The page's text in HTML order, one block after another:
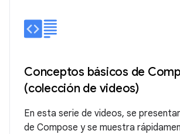
Conceptos básicos de
(colección de videos)
En esta serie de videos, se
de Compose y se muestra